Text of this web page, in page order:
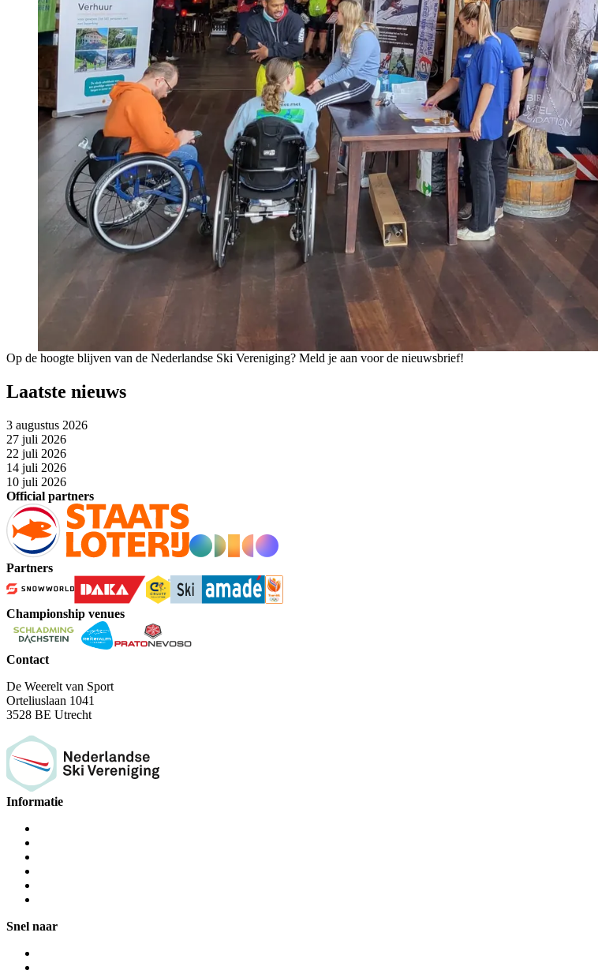
Op de hoogte blijven van de Nederlandse Ski Vereniging? Meld je aan voor de nieuwsbrief!
Laatste nieuws
3 augustus 2026
27 juli 2026
22 juli 2026
14 juli 2026
10 juli 2026
Official partners
Partners
Championship venues
Contact
De Weerelt van Sport
Orteliuslaan 1041
3528 BE Utrecht
Informatie
Snel naar